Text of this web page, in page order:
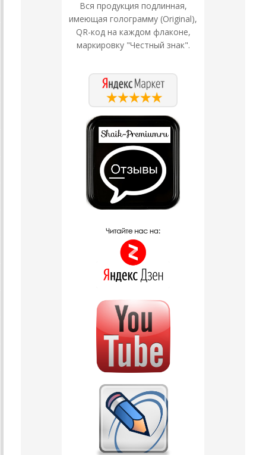
Вся продукция подлинная,
имеющая голограмму (Original),
QR-код на каждом флаконе,
маркировку "Честный знак".